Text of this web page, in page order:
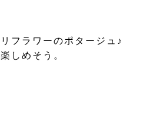
フラワーのポタージュ♪
しめそう。